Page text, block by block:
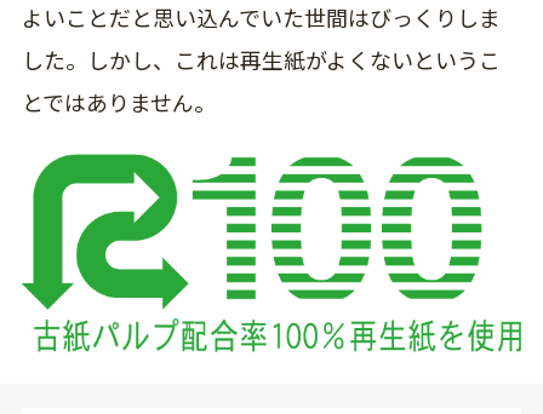
よいことだと思い込んでいた世間はびっくりしま
した。しかし、これは再生紙がよくないというこ
とではありません。